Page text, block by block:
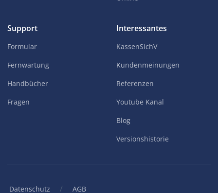
Support
Formular
Fernwartung
Handbücher
Fragen
Interessantes
KassenSichV
Kundenmeinungen
Referenzen
Youtube Kanal
Blog
Versionshistorie
Datenschutz / AGB